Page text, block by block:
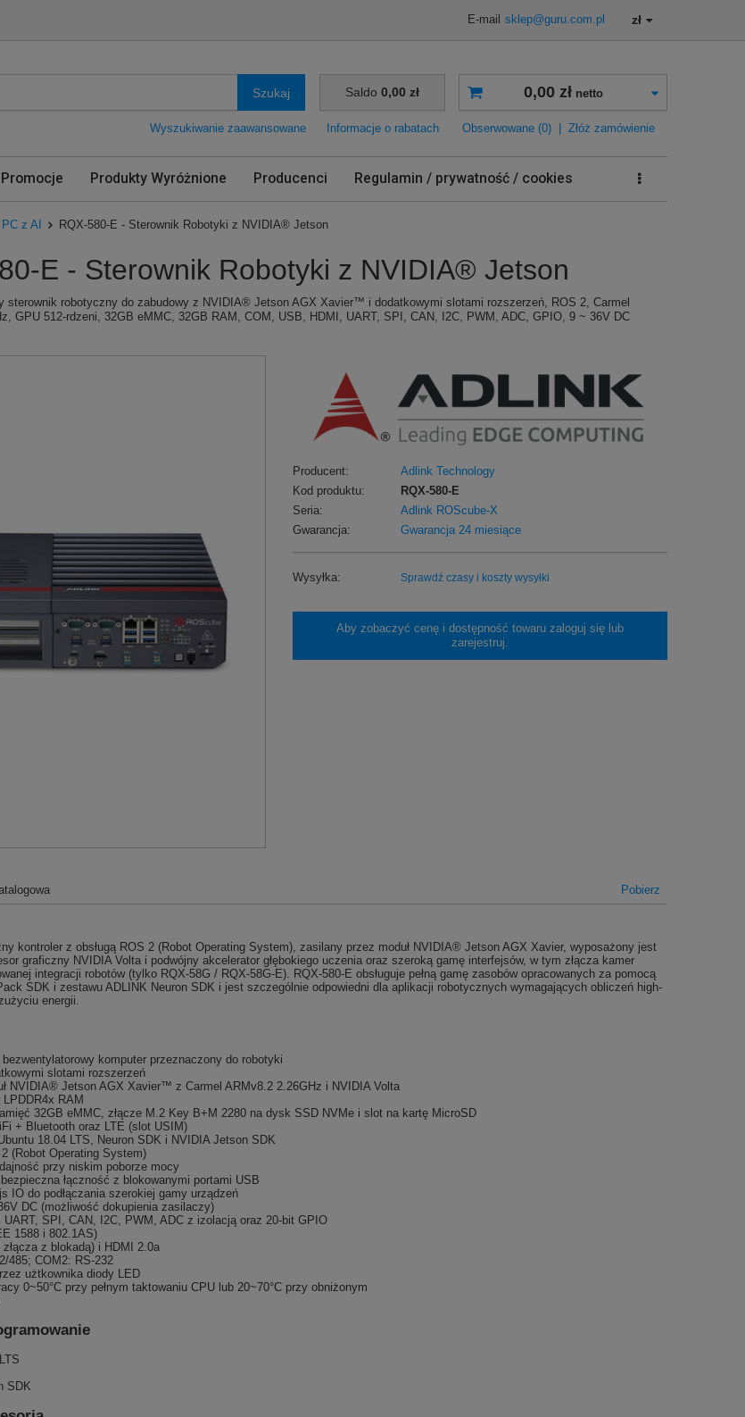
E-mail sklep@guru.com.pl zł
Szukaj
Wyszukiwanie zaawansowane
Saldo 0,00 zł
Informacje o rabatach
0,00 złnetto
Obserwowane (0) Złóż zamówienie
Promocje Produkty Wyróżnione Producenci Regulamin / prywatność / cookies
z AI RQX-580-E - Sterownik Robotyki z NVIDIA® Jetson
E - Sterownik Robotyki z NVIDIA® Jetson
sterownik robotyczny do zabudowy z NVIDIA® Jetson AGX Xavier™ i dodatkowymi slotami rozszerzeń, ROS 2, Carmel
GPU 512-rdzeni, 32GB eMMC, 32GB RAM, COM, USB, HDMI, UART, SPI, CAN, I2C, PWM, ADC, GPIO, 9 ~ 36V DC
Producent:
Adlink Technology
Kod produktu:
RQX-580-E
Seria:
Adlink ROScube-X
Gwarancja:
Gwarancja 24 miesiące
Wysyłka: Sprawdź czasy i koszty wysyłki
Aby zobaczyć cenę i dostępność towaru zaloguj się lub
zarejestruj.
Pobierz
kontroler z obsługą ROS 2 (Robot Operating System), zasilany przez moduł NVIDIA® Jetson AGX Xavier, wyposażony jest
graficzny NVIDIA Volta i podwójny akcelerator głębokiego uczenia oraz szeroką gamę interfejsów, w tym złącza kamer
integracji robotów (tylko RQX-58G / RQX-58G-E). RQX-580-E obsługuje pełną gamę zasobów opracowanych za pomocą
SDK i zestawu ADLINK Neuron SDK i jest szczególnie odpowiedni dla aplikacji robotycznych wymagających obliczeń high-
energii.
bezwentylatorowy komputer przeznaczony do robotyki
slotami rozszerzeń
NVIDIA® Jetson AGX Xavier™ z Carmel ARMv8.2 2.26GHz i NVIDIA Volta
RAM
32GB eMMC, złącze M.2 Key B+M 2280 na dysk SSD NVMe i slot na kartę MicroSD
+ Bluetooth oraz LTE (slot USIM)
18.04 LTS, Neuron SDK i NVIDIA Jetson SDK
(Robot Operating System)
przy niskim poborze mocy
łączność z blokowanymi portami USB
IO do podłączania szerokiej gamy urządzeń
DC (możliwość dokupienia zasilaczy)
UART, SPI, CAN, I2C, PWM, ADC z izolacją oraz 20-bit GPIO
1588 i 802.1AS)
z blokadą) i HDMI 2.0a
485; COM2: RS-232
użtkownika diody LED
0~50°C przy pełnym taktowaniu CPU lub 20~70°C przy obniżonym
SDK